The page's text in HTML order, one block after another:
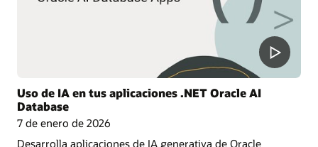
Uso de IA en tus aplicaciones .NET Oracle AI
Database
7 de enero de 2026
Desarrolla aplicaciones de IA generativa de Oracle